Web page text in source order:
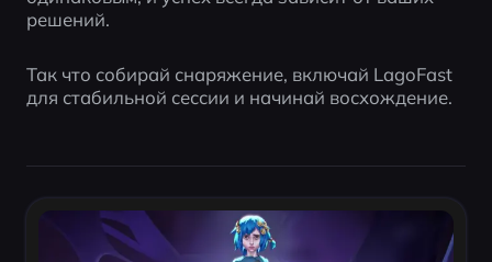
решений.
Так что собирай снаряжение, включай LagoFast
для стабильной сессии и начинай восхождение.